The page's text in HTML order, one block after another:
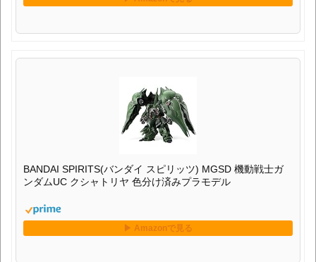
BANDAI SPIRITS(バンダイ スピリッツ) MGSD 機動戦士ガ
ンダムUC クシャトリヤ 色分け済みプラモデル